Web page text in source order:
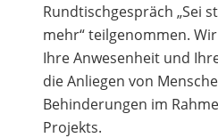
Rundtischgespräch „Sei
mehr“ teilgenommen.
Ihre Anwesenheit und
die Anliegen von
Behinderungen im
Projekts.